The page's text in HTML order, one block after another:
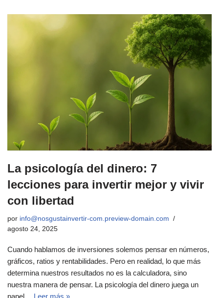
La psicología del dinero: 7
lecciones para invertir mejor y vivir
con libertad
por info@nosgustainvertir-com.preview-domain.com
agosto 24, 2025
Cuando hablamos de inversiones solemos pensar en números,
gráficos, ratios y rentabilidades. Pero en realidad, lo que más
determina nuestros resultados no es la calculadora, sino
nuestra manera de pensar. La psicología del dinero juega un
papel… Leer más »